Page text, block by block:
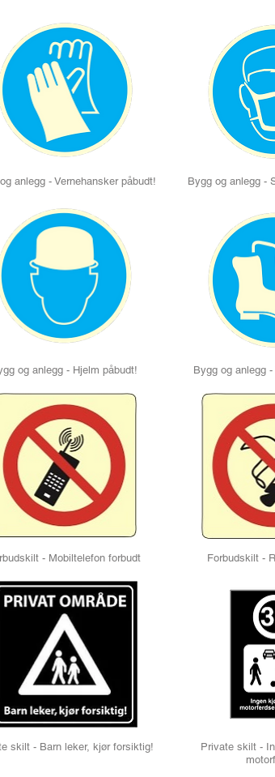
anlegg - Vernehansker påbudt! Bygg og anlegg -
og anlegg - Hjelm påbudt! Bygg og anlegg
- Mobiltelefon forbudt Forbudskilt -
skilt - Barn leker, kjør forsiktig!
Private skilt -